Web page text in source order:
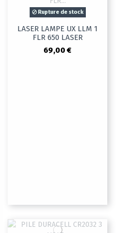
Rupture de stock
LASER LAMPE UX LLM 1
FLR 650 LASER
69,00 €